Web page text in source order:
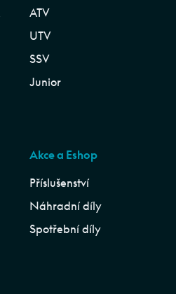
ATV
UTV
SSV
Junior
Akce a Eshop
Příslušenství
Náhradní díly
Spotřební díly